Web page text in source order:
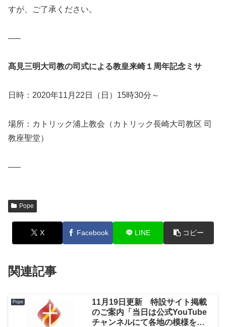
すが、ご了承ください。
—–
髙見三明大司教の司式による教皇来崎１周年記念ミサ
日時：2020年11月22日（日）15時30分～
場所：カトリック浦上教会（カトリック長崎大司教区 司
教座聖堂）
—–
Pope
X Facebook LINE コピー
関連記事
Pope
11月19日更新 特設サイト掲載
のご案内「当日は公式YouTube
チャンネルにて各地の模様を